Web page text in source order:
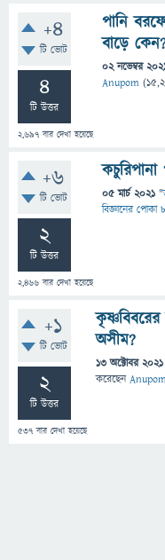
+4
টি ভোট
4
টি উত্তর
2,697 বার দেখা হয়েছে
পানি
বাড়ে
02 নভেম্বর
Anupom (
+6
টি ভোট
2
টি উত্তর
2,466 বার দেখা হয়েছে
05 মার্চ 2021 "
বিজ্ঞানের পোকা
+1
টি ভোট
2
টি উত্তর
537 বার দেখা হয়েছে
অসীম?
13 অক্টোবর 2021
করেছেন